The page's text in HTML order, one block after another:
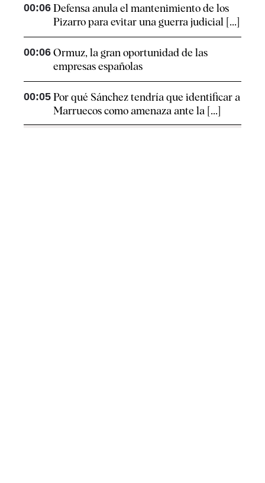
00:06 Defensa anula el mantenimiento de los
Pizarro para evitar una guerra judicial [...]
00:06 Ormuz, la gran oportunidad de las
empresas españolas
00:05 Por qué Sánchez tendría que identificar a
Marruecos como amenaza ante la [...]